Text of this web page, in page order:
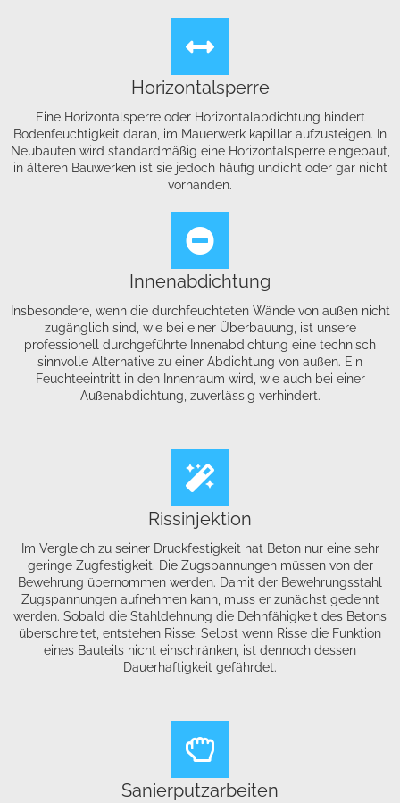
Horizontalsperre
Eine Horizontalsperre oder Horizontalabdichtung hindert
Bodenfeuchtigkeit daran, im Mauerwerk kapillar aufzusteigen. In
Neubauten wird standardmäßig eine Horizontalsperre eingebaut,
in älteren Bauwerken ist sie jedoch häufig undicht oder gar nicht
vorhanden.
Innenabdichtung
Insbesondere, wenn die durchfeuchteten Wände von außen nicht
zugänglich sind, wie bei einer Überbauung, ist unsere
professionell durchgeführte Innenabdichtung eine technisch
sinnvolle Alternative zu einer Abdichtung von außen. Ein
Feuchteeintritt in den Innenraum wird, wie auch bei einer
Außenabdichtung, zuverlässig verhindert.
Rissinjektion
Im Vergleich zu seiner Druckfestigkeit hat Beton nur eine sehr
geringe Zugfestigkeit. Die Zugspannungen müssen von der
Bewehrung übernommen werden. Damit der Bewehrungsstahl
Zugspannungen aufnehmen kann, muss er zunächst gedehnt
werden. Sobald die Stahldehnung die Dehnfähigkeit des Betons
überschreitet, entstehen Risse. Selbst wenn Risse die Funktion
eines Bauteils nicht einschränken, ist dennoch dessen
Dauerhaftigkeit gefährdet.
Sanierputzarbeiten